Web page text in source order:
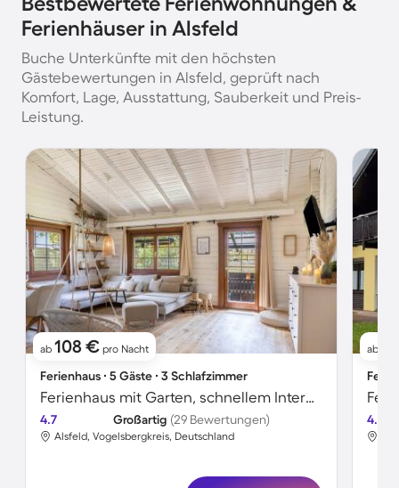
Ferienhäuser in Alsfeld
Buche Unterkünfte mit den höchsten
Gästebewertungen in Alsfeld, geprüft nach
Komfort, Lage, Ausstattung, Sauberkeit und Preis-
Leistung.
ab 108 € pro Nacht
Ferienhaus ∙ 5 Gäste ∙ 3 Schlafzimmer
Ferienhaus mit Garten, schnellem Internet und Terrasse | Gartenblick | Perfekt für die Arbeit von Zuhause
4.7 Großartig (29 Bewertungen)
Alsfeld, Vogelsbergkreis, Deutschland
ab
4.8